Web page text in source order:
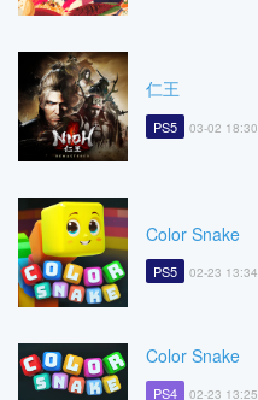
仁王
PS5 03-02 18:30
Color Snake
PS5 02-23 13:34
Color Snake
PS4 02-23 13:25